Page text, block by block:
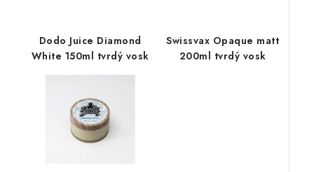
Dodo Juice Diamond
White 150ml tvrdý vosk
Swissvax Opaque matt
200ml tvrdý vosk